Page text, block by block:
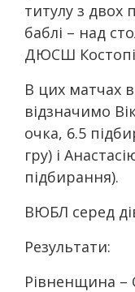
титулу з
баблі – над
ДЮСШ
В цих матчах
відзначимо
очка, 6.5
гру) і
підбирання).
ВЮБЛ серед
Результати:
Рівненщина